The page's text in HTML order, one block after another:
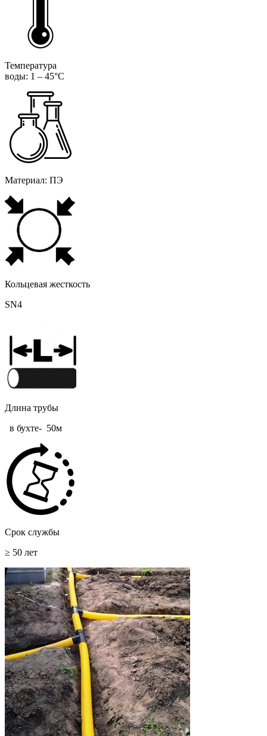
Температура
воды: 1 – 45°С
Материал: ПЭ
Кольцевая жесткость
SN4
Длина трубы
в бухте- 50м
Срок службы
≥ 50 лет